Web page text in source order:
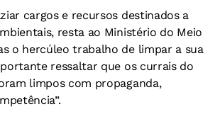
cargos e recursos destinados a
resta ao Ministério do Meio
o hercúleo trabalho de limpar a sua
ressaltar que os currais do
limpos com propaganda,